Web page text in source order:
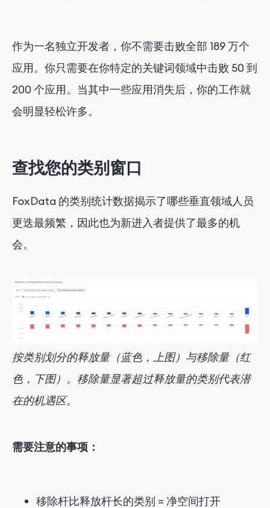
作为一名独立开发者，你不需要击败全部 189 万个
应用。你只需要在你特定的关键词领域中击败 50 到
200 个应用。当其中一些应用消失后，你的工作就
会明显轻松许多。
查找您的类别窗口
FoxData 的类别统计数据揭示了哪些垂直领域人员
更迭最频繁，因此也为新进入者提供了最多的机
会。
按类别划分的释放量（蓝色，上图）与移除量（红
色，下图）。移除量显著超过释放量的类别代表潜
在的机遇区。
需要注意的事项：
移除杆比释放杆长的类别 = 净空间打开